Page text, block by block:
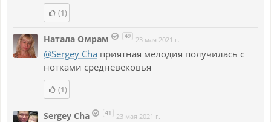
(1)
Натала Омрам 49 23 мая 2021 г.
@Sergey Cha приятная мелодия получилась с
нотками средневековья
(1)
Sergey Cha 41 23 мая 2021 г.